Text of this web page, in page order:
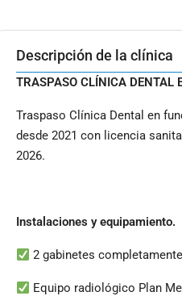
Descripción de la clínica
TRASPASO CLÍNICA DENTAL
Traspaso Clínica Dental en
desde 2021 con licencia
2026.
Instalaciones y equipamiento.
2 gabinetes
Equipo radiológico Plan